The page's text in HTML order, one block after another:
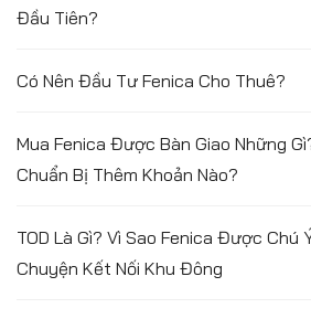
Đầu Tiên?
Có Nên Đầu Tư Fenica Cho Thuê?
Mua Fenica Được Bàn Giao Những
Chuẩn Bị Thêm Khoản Nào?
TOD Là Gì? Vì Sao Fenica Được Chú
Chuyện Kết Nối Khu Đông